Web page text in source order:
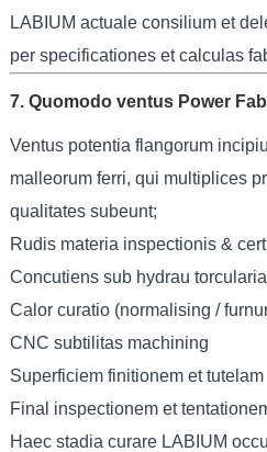
LABIUM actuale consilium et
per specificationes et calculas
7. Quomodo ventus Power
Ventus potentia flangorum
malleorum ferri, qui multiplices
qualitates subeunt;
Rudis materia inspectionis &
Concutiens sub hydrau torcularia
Calor curatio (normalising /
CNC subtilitas machining
Superficiem finitionem et tutelam
Final inspectionem et
Haec stadia curare LABIUM